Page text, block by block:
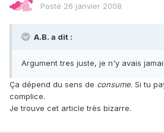
Posté 26 janvier 2008
A.B. a dit :
Argument tres juste, je n'y avais
Ça dépend du sens de consume. Si tu
complice.
Je trouve cet article très bizarre.